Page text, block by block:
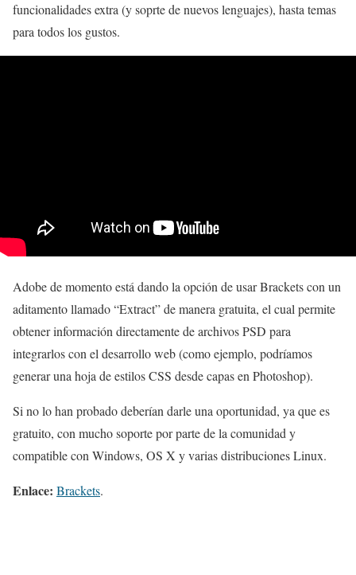
funcionalidades extra (y soprte de nuevos lenguajes), hasta temas
para todos los gustos.
Adobe de momento está dando la opción de usar Brackets con un
aditamento llamado “Extract” de manera gratuita, el cual permite
obtener información directamente de archivos PSD para
integrarlos con el desarrollo web (como ejemplo, podríamos
generar una hoja de estilos CSS desde capas en Photoshop).
Si no lo han probado deberían darle una oportunidad, ya que es
gratuito, con mucho soporte por parte de la comunidad y
compatible con Windows, OS X y varias distribuciones Linux.
Enlace: Brackets.